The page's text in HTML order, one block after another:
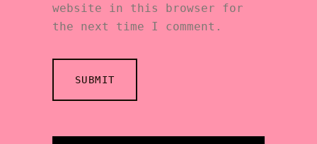
website in this browser for
the next time I comment.